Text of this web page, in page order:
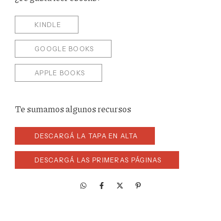
KINDLE
GOOGLE BOOKS
APPLE BOOKS
Te sumamos algunos recursos
DESCARGÁ LA TAPA EN ALTA
DESCARGÁ LAS PRIMERAS PÁGINAS